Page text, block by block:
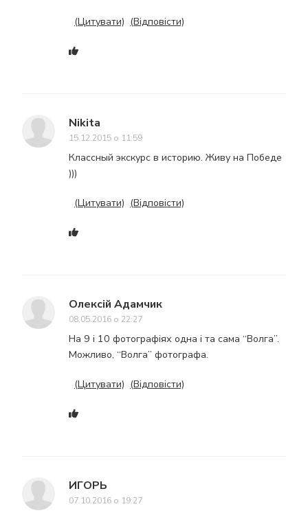
(Цитувати) (Відповісти)
Nikita
15.12.2015 о 11:59
Классный экскурс в историю. Живу на Победе
)))
(Цитувати) (Відповісти)
Олексій Адамчик
08.05.2016 о 22:27
На 9 і 10 фотографіях одна і та сама “Волга”.
Можливо, “Волга” фотографа.
(Цитувати) (Відповісти)
ИГОРЬ
07.10.2016 о 19:27